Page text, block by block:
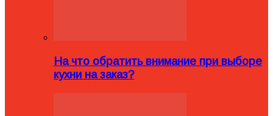
На что обратить внимание при выборе
кухни на заказ?